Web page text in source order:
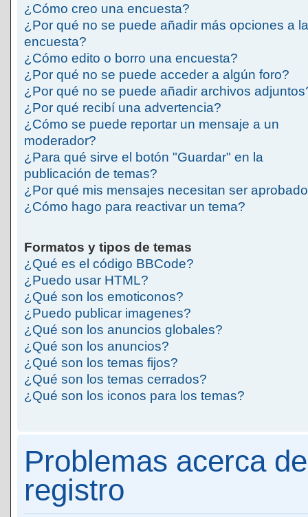
¿Cómo creo una encuesta?
¿Por qué no se puede añadir más opciones a la
encuesta?
¿Cómo edito o borro una encuesta?
¿Por qué no se puede acceder a algún foro?
¿Por qué no se puede añadir archivos
¿Por qué recibí una advertencia?
¿Cómo se puede reportar un mensaje a un
moderador?
¿Para qué sirve el botón "Guardar" en la
publicación de temas?
¿Por qué mis mensajes necesitan ser
¿Cómo hago para reactivar un tema?
Formatos y tipos de temas
¿Qué es el código BBCode?
¿Puedo usar HTML?
¿Qué son los emoticonos?
¿Puedo publicar imagenes?
¿Qué son los anuncios globales?
¿Qué son los anuncios?
¿Qué son los temas fijos?
¿Qué son los temas cerrados?
¿Qué son los iconos para los temas?
Problemas acerca
registro